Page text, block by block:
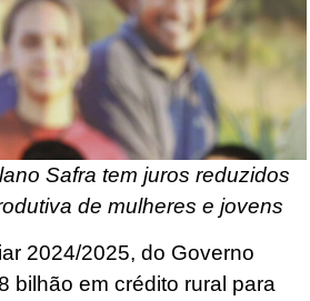
Safra tem juros reduzidos
de mulheres e jovens
2024/2025, do Governo
bilhão em crédito rural para